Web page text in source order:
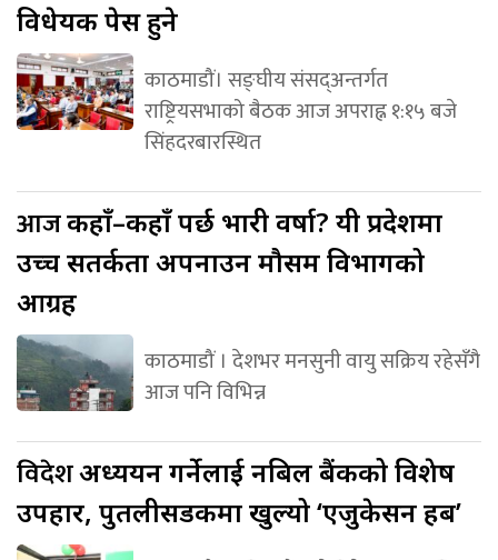
विधेयक पेस हुने
काठमाडौं। सङ्घीय संसद्अन्तर्गत
राष्ट्रियसभाको बैठक आज अपराह्न १:१५ बजे
सिंहदरबारस्थित
आजकहाँ–कहाँ पर्छ भारी वर्षा? यी प्रदेशमा
उच्च सतर्कता अपनाउन मौसम विभागको
आग्रह
काठमाडौं । देशभर मनसुनी वायु सक्रिय रहेसँगै
आज पनि विभिन्न
विदेशअध्ययन गर्नेलाई नबिल बैंकको विशेष
उपहार, पुतलीसडकमा खुल्यो ‘एजुकेसन हब’